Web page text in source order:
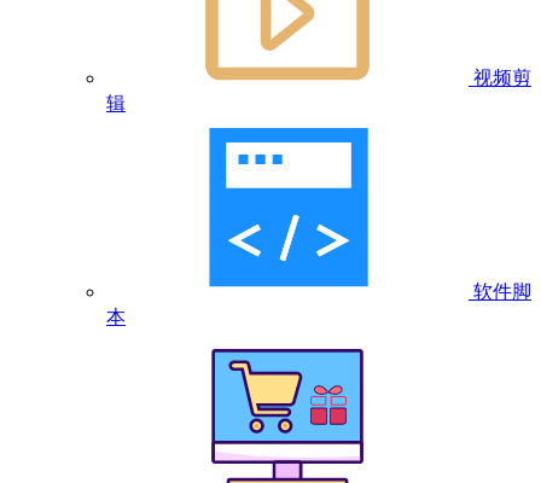
视频剪
辑
软件脚
本